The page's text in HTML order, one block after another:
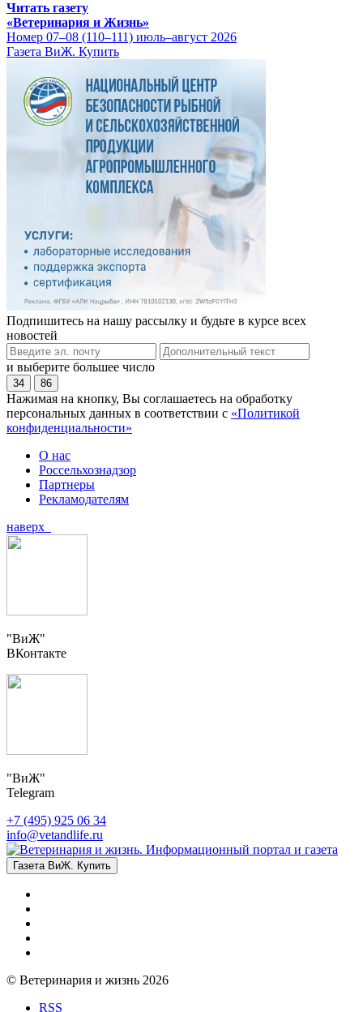
Читать газету
«Ветеринария и Жизнь»
Номер 07–08 (110–111) июль–август 2026
Газета ВиЖ. Купить
Подпишитесь на нашу рассылку и будьте в курсе всех
новостей
и выберите большее число
34 86
Нажимая на кнопку, Вы соглашаетесь на обработку
персональных данных в соответствии с «Политикой
конфиденциальности»
О нас
Россельхознадзор
Партнеры
Рекламодателям
наверх
"ВиЖ"
ВКонтакте
"ВиЖ"
Telegram
+7 (495) 925 06 34
info@vetandlife.ru
Газета ВиЖ. Купить
© Ветеринария и жизнь 2026
RSS